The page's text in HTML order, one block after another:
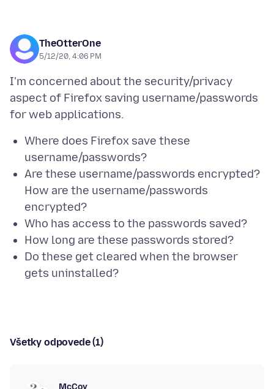
TheOtterOne
5/12/20, 4:06 PM
I'm concerned about the security/privacy
aspect of Firefox saving username/passwords
Where does Firefox save these
username/passwords?
Are these username/passwords encrypted?
How are the username/passwords
encrypted?
Who has access to the passwords saved?
How long are these passwords stored?
Do these get cleared when the browser
gets uninstalled?
Všetky odpovede (1)